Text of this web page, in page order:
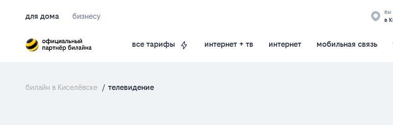
для дома бизнесу
вы
в
все тарифы интернет + тв интернет мобильная связь
билайн в Киселёвске / телевидение